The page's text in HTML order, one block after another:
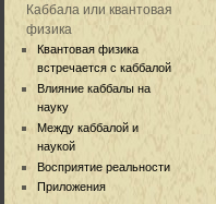
Каббала или квантовая
физика
Квантовая физика
встречается с каббалой
Влияние каббалы на
науку
Между каббалой и
наукой
Восприятие реальности
Приложения